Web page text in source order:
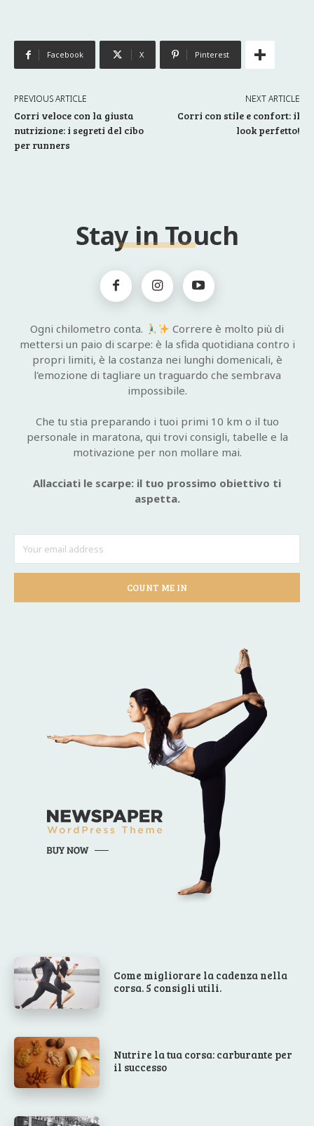
Facebook X Pinterest
PREVIOUS ARTICLE
Corri veloce con la giusta
nutrizione: i segreti del cibo
per runners
NEXT ARTICLE
Corri con stile e confort: il
look perfetto!
Stay in Touch
Ogni chilometro conta.
Correre è molto più di
mettersi un paio di scarpe: è la sfida quotidiana contro i
propri limiti, è la costanza nei lunghi domenicali, è
l'emozione di tagliare un traguardo che sembrava
impossibile.
Che tu stia preparando i tuoi primi 10 km o il tuo
personale in maratona, qui trovi consigli, tabelle e la
motivazione per non mollare mai.
Allacciati le scarpe: il tuo prossimo obiettivo ti
aspetta.
COUNT ME IN
Come migliorare la cadenza nella
corsa. 5 consigli utili.
Nutrire la tua corsa: carburante per
il successo